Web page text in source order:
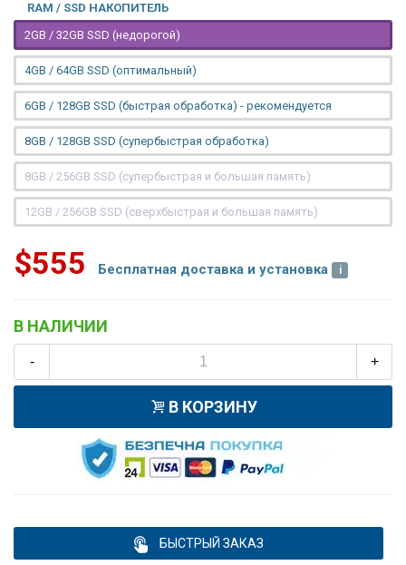
RAM / SSD НАКОПИТЕЛЬ
2GB / 32GB SSD (недорогой)
4GB / 64GB SSD (оптимальный)
6GB / 128GB SSD (быстрая обработка) - рекомендуется
8GB / 128GB SSD (супербыстрая обработка)
8GB / 256GB SSD (супербыстрая и большая память)
12GB / 256GB SSD (сверхбыстрая и большая память)
$555 Бесплатная доставка и установка
В НАЛИЧИИ
- +
В КОРЗИНУ
БЫСТРЫЙ ЗАКАЗ